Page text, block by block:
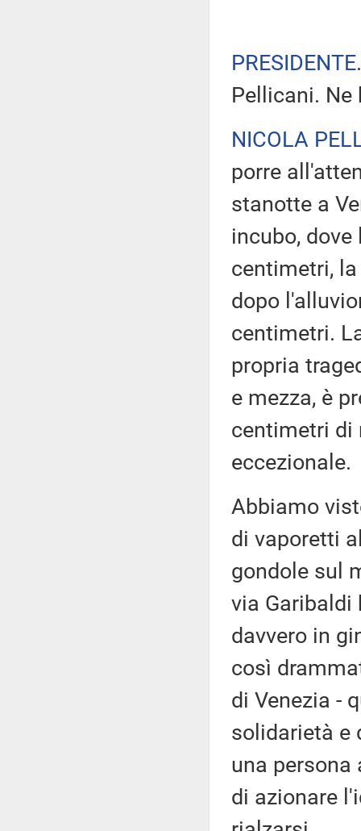
PRESIDENTE
Pellicani.
NICOLA
porre
stanotte a
incubo,
centimetri,
dopo
centimetri.
propria
e mezza, è
centimetri di
eccezionale.
Abbiamo
di vaporetti
gondole sul
via Garibaldi
davvero in
così
di Venezia -
solidarietà e
una persona
di azionare